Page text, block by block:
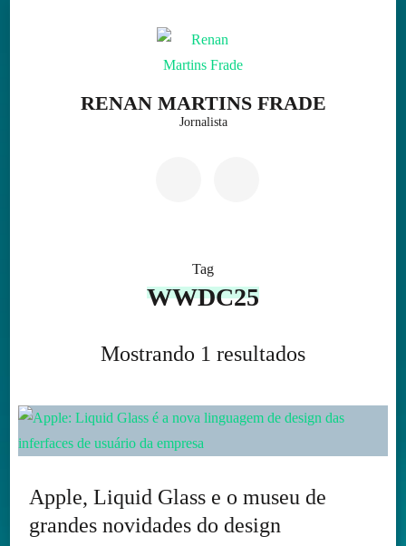
RENAN MARTINS FRADE
Jornalista
Tag
WWDC25
Mostrando 1 resultados
Apple, Liquid Glass e o museu de
grandes novidades do design